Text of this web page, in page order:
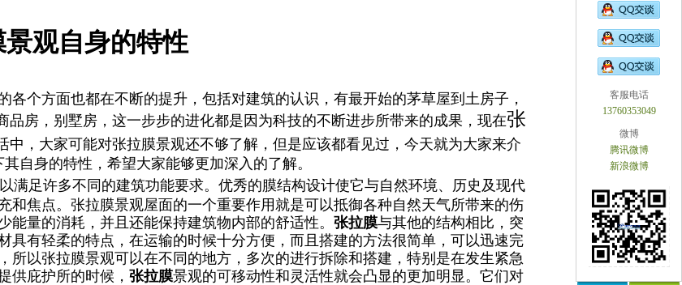
观自身的特性
个方面也都在不断的提升，包括对建筑的认识，有最开始的茅草屋到土房子，
品房，别墅房，这一步步的进化都是因为科技的不断进步所带来的成果，现在张
中，大家可能对张拉膜景观还不够了解，但是应该都看见过，今天就为大家来介
其自身的特性，希望大家能够更加深入的了解。
满足许多不同的建筑功能要求。优秀的膜结构设计使它与自然环境、历史及现代
和焦点。张拉膜景观屋面的一个重要作用就是可以抵御各种自然天气所带来的伤
量的消耗，并且还能保持建筑物内部的舒适性。 张拉膜与其他的结构相比，突
具有轻柔的特点，在运输的时候十分方便，而且搭建的方法很简单，可以迅速完
所以张拉膜景观可以在不同的地方，多次的进行拆除和搭建，特别是在发生紧急
供庇护所的时候， 张拉膜景观的可移动性和灵活性就会凸显的更加明显。它们对
客服电话
13760353049
微博
腾讯微博
新浪微博